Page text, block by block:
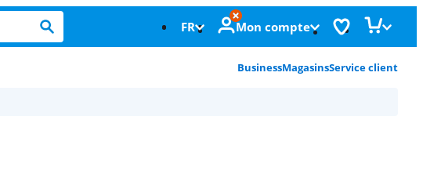
FR Mon compte
BusinessMagasinsService client